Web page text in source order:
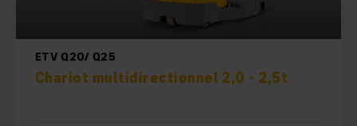
ETV Q20/ Q25
Chariot multidirectionnel 2,0 - 2,5t